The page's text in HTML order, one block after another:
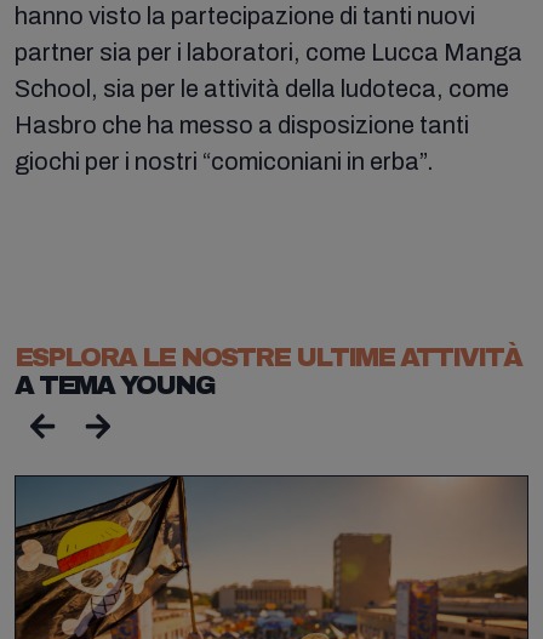
hanno visto la partecipazione di tanti nuovi
partner sia per i laboratori, come Lucca Manga
School, sia per le attività della ludoteca, come
Hasbro che ha messo a disposizione tanti
giochi per i nostri “comiconiani in erba”.
ESPLORA LE NOSTRE ULTIME ATTIVITÀ
A TEMA YOUNG